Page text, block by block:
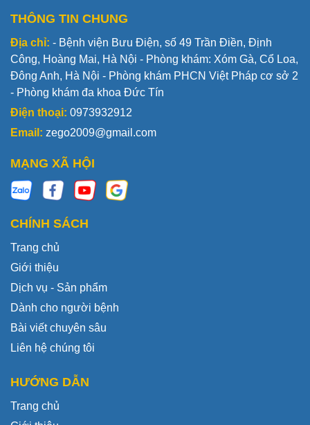
THÔNG TIN CHUNG
Địa chỉ: - Bệnh viện Bưu Điện, số 49 Trần Điền, Định
Công, Hoàng Mai, Hà Nội - Phòng khám: Xóm Gà, Cổ Loa,
Đông Anh, Hà Nội - Phòng khám PHCN Việt Pháp cơ sở 2
- Phòng khám đa khoa Đức Tín
Điện thoại: 0973932912
Email: zego2009@gmail.com
MẠNG XÃ HỘI
CHÍNH SÁCH
Trang chủ
Giới thiệu
Dịch vụ - Sản phẩm
Dành cho người bệnh
Bài viết chuyên sâu
Liên hệ chúng tôi
HƯỚNG DẪN
Trang chủ